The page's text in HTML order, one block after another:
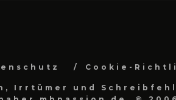
Cookie-
Irrtümer und